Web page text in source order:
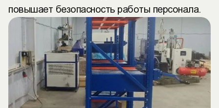
повышает безопасность работы персонала.